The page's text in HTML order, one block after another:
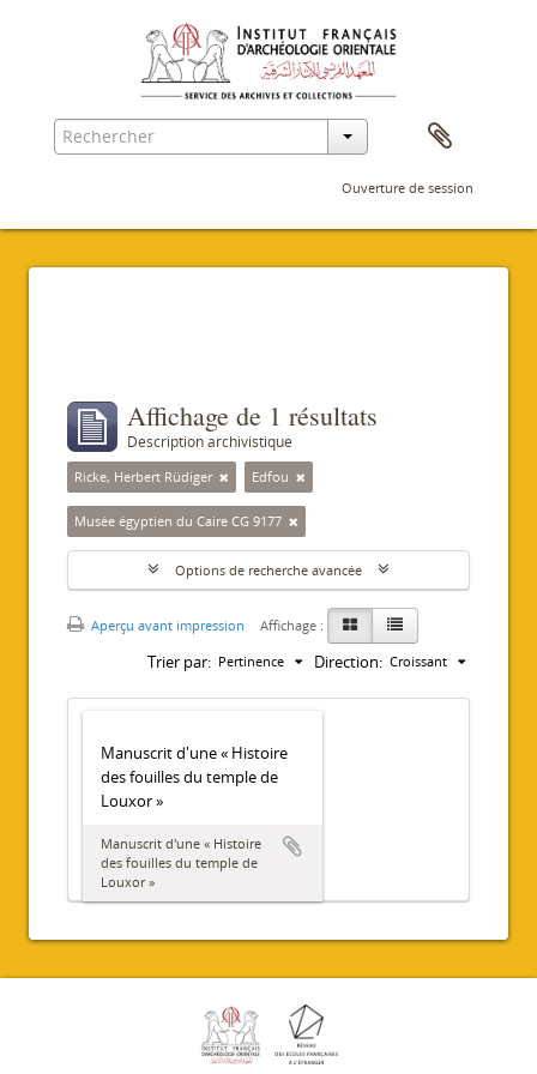
Ouverture de session
Affichage de 1 résultats
Description archivistique
Ricke, Herbert Rüdiger Edfou
Musée égyptien du Caire CG 9177
Options de recherche avancée
Aperçu avant impression Affichage :
Trier par: Pertinence Direction: Croissant
Manuscrit d'une « Histoire
des fouilles du temple de
Louxor »
Manuscrit d'une « Histoire
des fouilles du temple de
Louxor »